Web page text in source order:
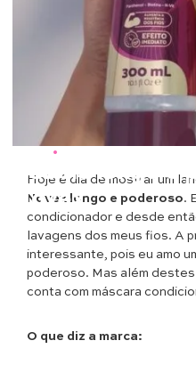
•
Cabelo longo e
Novex
Hoje é dia de mostrar um
Novex longo e poderoso.
condicionador e desde
lavagens dos meus fios. A
interessante, pois eu amo
poderoso. Mas além
conta com máscara
O que diz a marca: